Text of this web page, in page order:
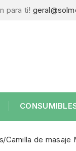
para ti!
Camilla de masaje